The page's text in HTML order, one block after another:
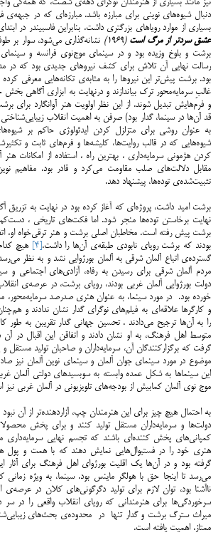
نیز مانند بسیاری از هنرمندان نوگرای دهه‌ی شصت، که همه‌گی
دنبال شیوه‌های نوینی برای مبارزه باشد. مبارزه‌ای که در جبهه‌ی
بسیاری از موارد رویاهای بزرگتری داشت. بنابراین فاسبیندر در
عشق سردتر از مرگ است (1969)
نشانه‌گذاری می‌شود، سوار بر
برشت و بلوخ وزیده بود و در سینمای موج‌نوی فرانسه و
رسالت نهایی آن تلاش برای کشف نیروهای جدیدی بود که در
بود. برشت پیش‌تر این نیروها را به مثابه‌ی تکانه‌هایی معرفی
غالبِ سرمایه‌محور ترک بیاندازند و درنهایت به ابزاری آگاهی بخش
و فرم‌هایش تبدیل شوند. از این نظر اولویت هنر آوانگارد برای
قد آن‌ها در سینما، گدار بود) صرفن به اهمیت انقلاب
به عنوان روشی برای متزلزل کردن ایدئولوژی حاکم بر
شیوه‌هایی که در قالب روایت‌ها، کلیشه‌ها و فرم‌های ثابت و
کردن هژمونی سرمایه‌داری ، بهترین راه ، استفاده از امکانات
مقابل دلالت‌های صلب مقاومت می‌کرد و قادر بود، مفاهیم
تثبیت‌شده‌ی توده‌ها، پیشنهاد دهد.
برشت امید داشت، پروژه‌ای که آغاز کرده بود در نهایت به تزریق
نهایت برخاستن توده‌ها منجر شود. اما فکت‌های تاریخی ،
برشت پیش رفته است. مخاطبان اصلی برشت و هنر ترقی‌خواه او،
بودند که برشت رویای نابودی طبقه‌‌ی آن‌ها را داشت. [4]
هیچ
گسترده‌ی اتباع آلمان شرقی به آلمان بورژوایی نشد و به نظر
مردم آلمان شرقی برای رسیدن به رفاه، آزادی‌های اجتماعی و
دولت بورژوایی آلمان غربی بودند، رویای برشت، در عرصه‌ی
خورده بود. در مورد سینما، به عنوان هنری صدرصد سرمایه‌محور،
و کارگرها علاقه‌ای به فیلم‌های نوگرای گدار نشان ندادند و
را به آن‌ها ترجیح می‌دادند . تحسین جهانی گدار تقریبن به طور
متوسط اهل فرهنگ، به او نشان دادند و اتفاقن این اقبال در
گرفت که برگزارکنندگان آن، سرمایه‌داران و صاحبان تولید مستقل
موضوع در مورد سینمای جوان آلمان و سینمای نوین آلمان
این سینما‌ها به شکل عمده وابسته به سوبسیدهای دولتی آلمان
موج نوی آلمان کمابیش از بودجه‌‌های تلویزیونی در آلمان غربی نیز
به احتمال هیچ چیز برای این هنرمندان چپ، آزاردهنده‌تر از آن
دولت‌ها و سرمایه‌داران مستقل تولید کنند و برای پخش
کمپانی‌های پخش کننده‌‌ای باشند که تجسم نهایی سرمایه‌داری
هنری خود را در فستیوال‌هایی نمایش دهند که با همت و پول
گرفته بود و در آن‌ها یک اقلیت بورژوای اهل فرهنگ برای آثار
می‌رسد تا اینجا حق با هولگر ماینس بود. سینما، به ویژه
ناآشنا بود، توان لازم برای تولید دگرگونی‌های کلان در عرصه‌ی
سرخوردگی‌ها برای هنرمندانی که رویای انقلاب واقعی را در
میراث سترگ برشت و گدار تنها در محدوده‌ی بحث‌های
ممتاز، اهمیت یافته است.